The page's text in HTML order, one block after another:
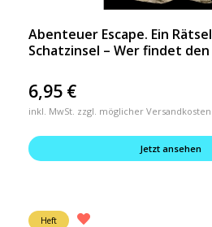
Abenteuer Escape. Ein
Schatzinsel – Wer findet
6,95 €
inkl. MwSt. zzgl. möglicher Versandkosten
Jetzt ansehen
Heft